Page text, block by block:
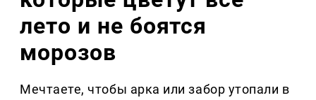
лето и не боятся
морозов
Мечтаете, чтобы арка или забор утопали в